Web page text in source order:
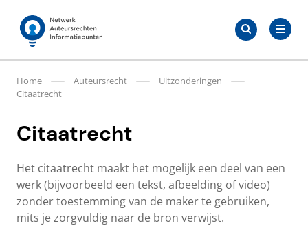
naar
content
Auteursrechten.nl
Zoeken
naar:
Zoeken
Home Auteursrecht
Uitzonderingen
Citaatrecht
Citaatrecht
Het citaatrecht maakt het mogelijk een deel van een
werk (bijvoorbeeld een tekst, afbeelding of video)
zonder toestemming van de maker te gebruiken,
mits je zorgvuldig naar de bron verwijst.